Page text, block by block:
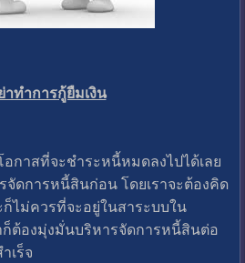
าทำการกู้ยืมเงิน
อกาสที่จะชำระหนี้หมดลงไปได้เลย
จัดการหนี้สินก่อน โดยเราจะต้องคิด
ก็ไม่ควรที่จะอยู่ในสาระบบใน
ก็ต้องมุ่งมั่นบริหารจัดการหนี้สินต่อ
เร็จ